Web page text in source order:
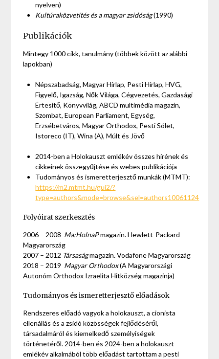
nyelven)
Kultúraközvetítés és a magyar zsidóság(1990)
Publikációk
Mintegy 1000 cikk, tanulmány (többek között az alábbi
lapokban)
Népszabadság, Magyar Hírlap, Pesti Hírlap, HVG,
Figyelő, Igazság, Nők Világa, Cégvezetés, Gazdasági
Értesítő, Könyvvilág, ABCD multimédia magazin,
Szombat, European Parliament, Egység,
Erzsébetváros, Magyar Orthodox, Pesti Sólet,
Istoreco (IT), Wina (A), Múlt és Jövő
2014-ben a Holokauszt emlékév összes hírének és
cikkeinek összegyűjtése és webes publikációja
Tudományos és ismeretterjesztő munkák (MTMT):
https://m2.mtmt.hu/gui2/?
type=authors&mode=browse&sel=authors10061124
Folyóirat szerkesztés
2006 – 2008 Ma:HolnaPmagazin. Hewlett-Packard
Magyarország
2007 – 2012 Társaságmagazin. Vodafone Magyarország
2018 – 2019 Magyar Orthodox(A Magyarországi
Autonóm Orthodox Izraelita Hitközség magazinja)
Tudományos és ismeretterjesztő előadások
Rendszeres előadó vagyok a holokauszt, a cionista
ellenállás és a zsidó közösségek fejlődéséről,
társadalmáról és kiemelkedő személyiségek
történetéről. 2014-ben és 2024-ben a holokauszt
emlékév alkalmából több előadást tartottam a pesti